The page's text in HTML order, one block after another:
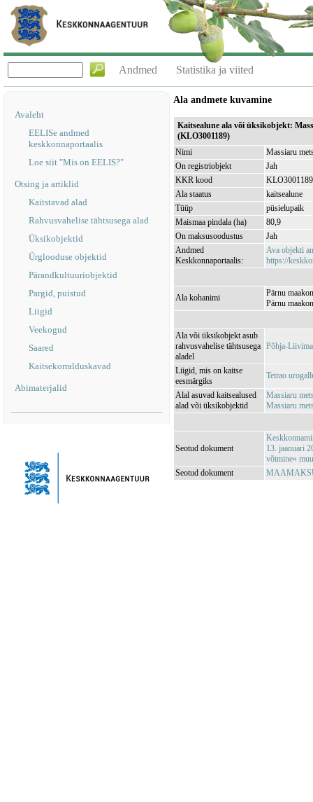
Andmed Statistika ja viited
Avaleht
EELISe andmed
keskkonnaportaalis
Loe siit "Mis on EELIS?"
Otsing ja artiklid
Kaitstavad alad
Rahvusvahelise tähtsusega alad
Üksikobjektid
Ürglooduse objektid
Pärandkultuuriobjektid
Pargid, puistud
Liigid
Veekogud
Saared
Kaitsekorralduskavad
Abimaterjalid
Ala andmete kuvamine
Kaitsealune ala või üksikobjekt:
(KLO3001189)
Nimi
Massiaru
On registriobjekt
Jah
KKR kood
KLO3001189
Ala staatus
kaitsealune
Tüüp
püsielupaik
Maismaa pindala (ha)
80,9
On maksusoodustus
Jah
Andmed
Keskkonnaportaalis:
Ava objekti
https://
Ala kohanimi
Pärnu
Pärnu
Ala või üksikobjekt asub
rahvusvahelise tähtsusega
aladel
Põhja-
Liigid, mis on kaitse
eesmärgiks
Tetrao
Alal asuvad kaitsealused
alad või üksikobjektid
Massiaru
Massiaru
Seotud dokument
13. jaanuari
võtmine»
Seotud dokument